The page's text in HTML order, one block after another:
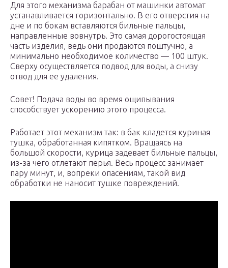
Для этого механизма барабан от машинки автомат
устанавливается горизонтально. В его отверстия на
дне и по бокам вставляются бильные пальцы,
направленные вовнутрь. Это самая дорогостоящая
часть изделия, ведь они продаются поштучно, а
минимально необходимое количество — 100 штук.
Сверху осуществляется подвод для воды, а снизу
отвод для ее удаления.
Совет! Подача воды во время ощипывания
способствует ускорению этого процесса.
Работает этот механизм так: в бак кладется куриная
тушка, обработанная кипятком. Вращаясь на
большой скорости, курица задевает бильные пальцы,
из-за чего отлетают перья. Весь процесс занимает
пару минут, и, вопреки опасениям, такой вид
обработки не наносит тушке повреждений.